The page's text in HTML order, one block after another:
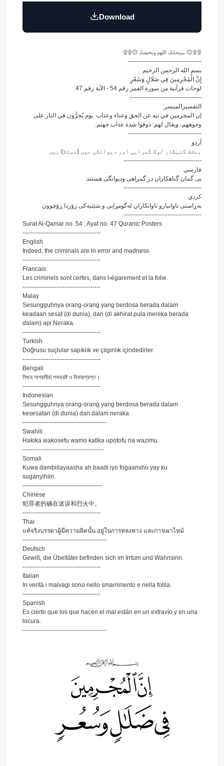
Download
۩۩۞ سبحانك اللهم وبحمدك ۞۩۩
-------------------------------------
بسم الله الرحمن الرحيم
إِنَّ الْمُجْرِمِينَ فِي ضَلَالٍ وَسُعُرٍ
لوحات قرآنية من سورة القمر رقم 54 - الآية رقم 47
------------------------------------
التفسيرالميسر:
إن المجرمين في تيه عن الحق وعناء وعذاب. يوم يُجرُّون في النار على
وجوههم، ويقال لهم: ذوقوا شدة عذاب جهنم.
-------------------------------------
آردو
بےشک گنہگار لوگ گمراہی اور دیوانگی میں (مبتلا) ہیں
---------------------------------------
فارسي
بی گمان گناهکاران در گمراهی ودیوانگی هستند.
---------------------------------------
كردي
به‌ڕاستی تاوانبارو تاوانکاران له‌گومڕایی و شێتیه‌کی زۆردا ڕۆچوون
---------------------------------------
Surat Al-Qamar no. 54 , Ayat no. 47 Quranic Posters
---------------------------------------
English
Indeed, the criminals are in error and madness.
---------------------------------------
Francais
Les criminels sont certes, dans l›égarement et la folie.
---------------------------------------
Malay
Sesungguhnya orang-orang yang berdosa berada dalam
keadaan sesat (di dunia), dan (di akhirat pula mereka berada
dalam) api Neraka.
---------------------------------------
Turkish
Doğrusu suçlular sapıklık ve çılgınlık içindedirler.
---------------------------------------
Bengali
নিশ্চয় অপরাধীরা পথভ্রষ্ট ও বিকারগ্রস্ত।
---------------------------------------
Indonesian
Sesungguhnya orang-orang yang berdosa berada dalam
kesesatan (di dunia) dan dalam neraka.
------------------------------------------
Swahili
Hakika wakosefu wamo katika upotofu na wazimu.
-----------------------------------------
Somali
Kuwa dambiilayaasha ah baadi iyo fogaansho yay ku
suganyihiin.
----------------------------------------
Chinese
犯罪者的确在迷误和烈火中。
---------------------------------------
Thai
แท้จริงบรรดาผู้มีความผิดนั้น อยู่ในการหลงทาง และการเผาไหม้
------------------------------------------
Deutsch
Gewiß, die Übeltäter befinden sich im Irrtum und Wahnsinn.
---------------------------------------
Italian
In verità i malvagi sono nello smarrimento e nella follia.
---------------------------------------
Spanish
Es cierto que los que hacen el mal están en un extravío y en una
locura.
------------------------------------------